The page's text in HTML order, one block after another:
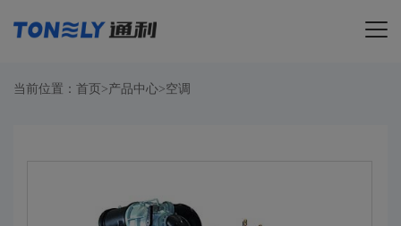
当前位置： 首页 >产品中心>空调